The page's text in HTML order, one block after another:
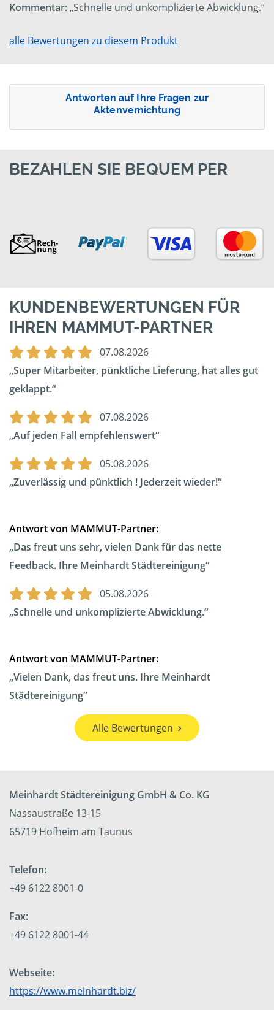
Kommentar:„Schnelle und unkomplizierte Abwicklung.“
alle Bewertungen zu diesem Produkt
Antworten auf Ihre Fragen zur
Aktenvernichtung
BEZAHLEN SIE BEQUEM PER
KUNDENBEWERTUNGEN FÜR
IHREN MAMMUT-PARTNER
07.08.2026
Super Mitarbeiter, pünktliche Lieferung, hat alles gut
geklappt.
07.08.2026
Auf jeden Fall empfehlenswert
05.08.2026
Zuverlässig und pünktlich ! Jederzeit wieder!
Antwort von MAMMUT-Partner:
Das freut uns sehr, vielen Dank für das nette
Feedback. Ihre Meinhardt Städtereinigung
05.08.2026
Schnelle und unkomplizierte Abwicklung.
Antwort von MAMMUT-Partner:
Vielen Dank, das freut uns. Ihre Meinhardt
Städtereinigung
Alle Bewertungen
Meinhardt Städtereinigung GmbH & Co. KG
Nassaustraße 13-15
65719 Hofheim am Taunus
Telefon:
+49 6122 8001-0
Fax:
+49 6122 8001-44
Webseite:
https://www.meinhardt.biz/